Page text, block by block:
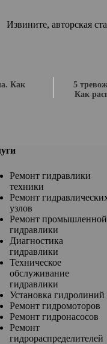
Извините, авторская
Как
5
Как
Ремонт гидравлики
техники
Ремонт
узлов
Ремонт промышленной
гидравлики
Диагностика
гидравлики
Техническое
обслуживание
гидравлики
Установка гидролиний
Ремонт гидромоторов
Ремонт гидронасосов
Ремонт
гидрораспределителей